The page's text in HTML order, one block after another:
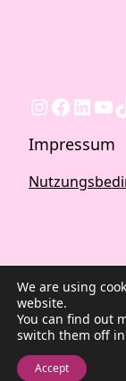
Impressum
2026
We are using
website.
You can find out
switch them off in
Accept